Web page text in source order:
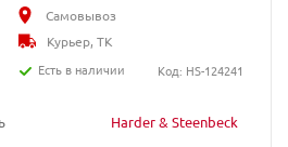
Harder & Steenbeck
Самовывоз
Курьер, ТК
Есть в наличии
Код: HS-124241